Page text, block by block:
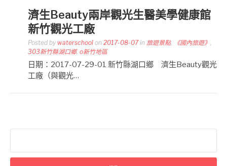
濟生Beauty兩岸觀光生醫美學健康館
新竹觀光工廠
Posted by waterschool on 2017-08-07in 旅遊景點, 《國內旅遊》 ,
303新竹縣湖口鄉, o新竹地區
日期：2017-07-29-01 新竹縣湖口鄉 濟生Beauty觀光
工廠（與觀光…
關